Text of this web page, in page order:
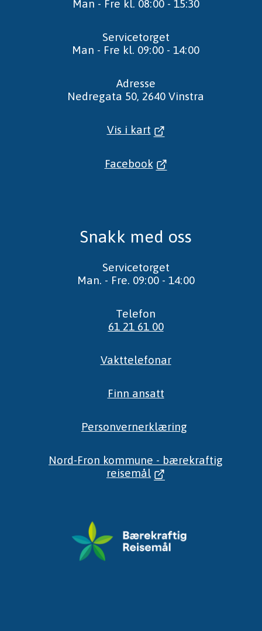
Man - Fre kl. 08:00 - 15:30
Servicetorget
Man - Fre kl. 09:00 - 14:00
Adresse
Nedregata 50, 2640 Vinstra
Vis i kart
Facebook
Snakk med oss
Servicetorget
Man. - Fre. 09:00 - 14:00
Telefon
61 21 61 00
Vakttelefonar
Finn ansatt
Personvernerklæring
Nord-Fron kommune - bærekraftig
reisemål